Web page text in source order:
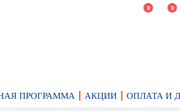
0 0
ПРОГРАММА АКЦИИ ОПЛАТА И